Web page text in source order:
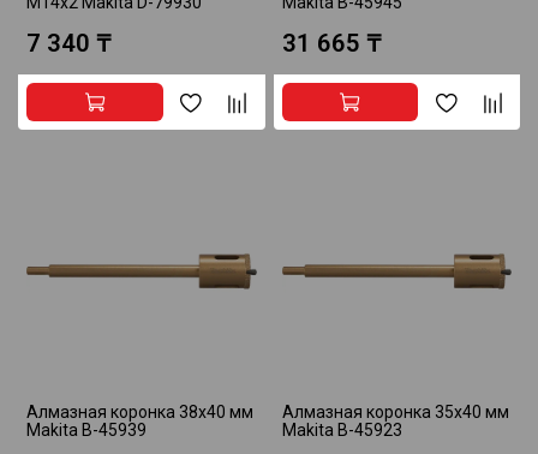
7 340 ₸ 31 665 ₸
Алмазная коронка 38x40 мм
Makita B-45939
Алмазная коронка 35x40 мм
Makita B-45923